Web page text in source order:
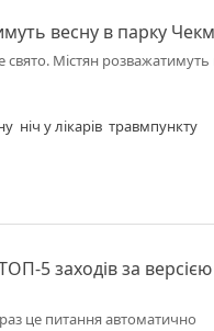
весну в парку
Містян
ніч у лікарів травмпункту
5 заходів за
це питання автоматично